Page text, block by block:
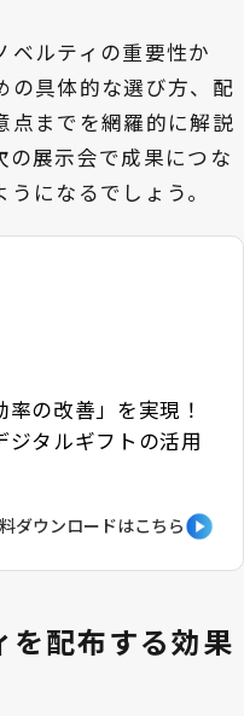
ベルティの重要性か
の具体的な選び方、配
点までを網羅的に解説
の展示会で成果につな
になるでしょう。
率の改善」を実現！
タルギフトの活用
ダウンロードはこちら
を配布する効果